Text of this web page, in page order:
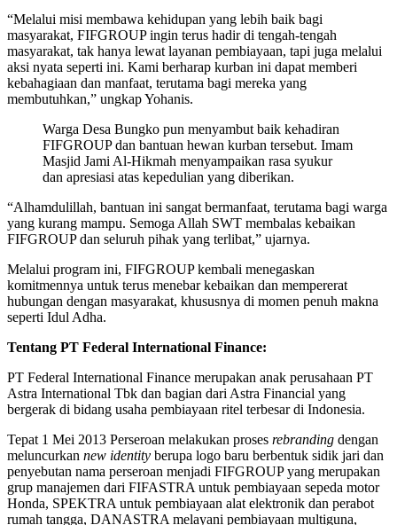
“Melalui misi membawa kehidupan yang lebih baik bagi
masyarakat, FIFGROUP ingin terus hadir di tengah-tengah
masyarakat, tak hanya lewat layanan pembiayaan, tapi juga melalui
aksi nyata seperti ini. Kami berharap kurban ini dapat memberi
kebahagiaan dan manfaat, terutama bagi mereka yang
membutuhkan,” ungkap Yohanis.
Warga Desa Bungko pun menyambut baik kehadiran
FIFGROUP dan bantuan hewan kurban tersebut. Imam
Masjid Jami Al-Hikmah menyampaikan rasa syukur
dan apresiasi atas kepedulian yang diberikan.
“Alhamdulillah, bantuan ini sangat bermanfaat, terutama bagi warga
yang kurang mampu. Semoga Allah SWT membalas kebaikan
FIFGROUP dan seluruh pihak yang terlibat,” ujarnya.
Melalui program ini, FIFGROUP kembali menegaskan
komitmennya untuk terus menebar kebaikan dan mempererat
hubungan dengan masyarakat, khususnya di momen penuh makna
seperti Idul Adha.
Tentang PT Federal International Finance:
PT Federal International Finance merupakan anak perusahaan PT
Astra International Tbk dan bagian dari Astra Financial yang
bergerak di bidang usaha pembiayaan ritel terbesar di Indonesia.
Tepat 1 Mei 2013 Perseroan melakukan proses rebranding dengan
meluncurkan new identity berupa logo baru berbentuk sidik jari dan
penyebutan nama perseroan menjadi FIFGROUP yang merupakan
grup manajemen dari FIFASTRA untuk pembiayaan sepeda motor
Honda, SPEKTRA untuk pembiayaan alat elektronik dan perabot
rumah tangga, DANASTRA melayani pembiayaan multiguna,